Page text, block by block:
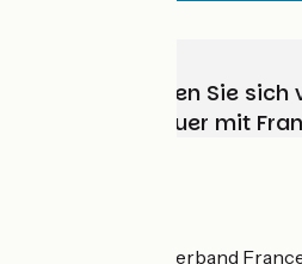
Wählen, bereiten Sie
Ihr Radabenteuer mit
Der nationale Verband